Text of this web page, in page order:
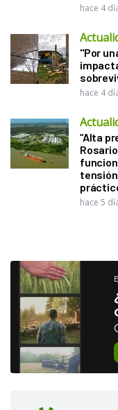
hace 4
"Por
hace 4
“Alta
hace 5